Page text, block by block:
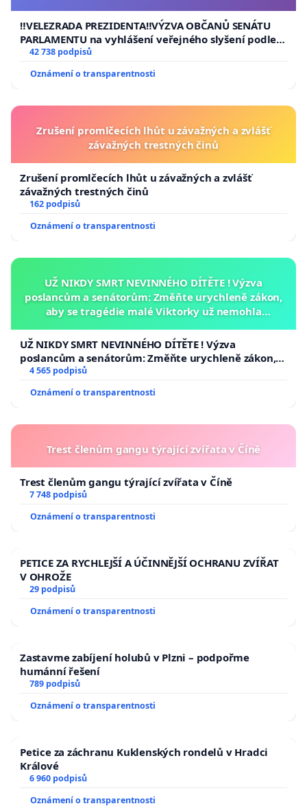
republiky
‼️VELEZRADA PREZIDENTA‼️VÝZVA OBČANŮ SENÁTU
PARLAMENTU na vyhlášení veřejného slyšení podle §
144 jednacího řádu Senátu k návrhu na přijetí
usnesení k podání ústavní žaloby na prezidenta
republiky
42 738 podpisů
Oznámení o transparentnosti
Zrušení promlčecích lhůt u závažných a zvlášť
závažných trestných činů
Zrušení promlčecích lhůt u závažných a zvlášť
závažných trestných činů
162 podpisů
Oznámení o transparentnosti
UŽ NIKDY SMRT NEVINNÉHO DÍTĚTE ! Výzva
poslancům a senátorům: Změňte urychleně zákon,
aby se tragédie malé Viktorky už nemohla
UŽ NIKDY SMRT NEVINNÉHO DÍTĚTE ! Výzva
poslancům a senátorům: Změňte urychleně zákon,
aby se tragédie malé Viktorky už nemohla opakovat!
4 565 podpisů
Oznámení o transparentnosti
Trest členům gangu týrající zvířata v Číně
Trest členům gangu týrající zvířata v Číně
7 748 podpisů
Oznámení o transparentnosti
PETICE ZA RYCHLEJŠÍ A ÚČINNĚJŠÍ OCHRANU ZVÍŘAT
V OHROŽE
29 podpisů
Oznámení o transparentnosti
Zastavme zabíjení holubů v Plzni – podpořme
humánní řešení
789 podpisů
Oznámení o transparentnosti
Petice za záchranu Kuklenských rondelů v Hradci
Králové
6 960 podpisů
Oznámení o transparentnosti